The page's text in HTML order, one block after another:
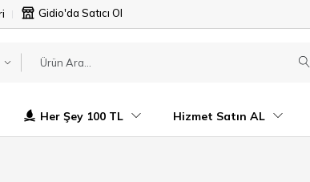
Gidio'da Satıcı Ol
Her Şey 100 TL Hizmet Satın AL